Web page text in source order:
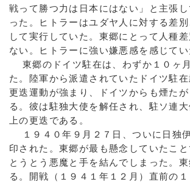
戦って勝つ力は日本にはない」と主張
った。ヒトラーはユダヤ人に対する差
して実行していた。東郷にとって人種
ない。ヒトラーに強い嫌悪感を感じてい
東郷のドイツ駐在は、わずか１０ヶ
た。陸軍から派遣されていたドイツ駐
更迭運動が強まり、ドイツからも煙た
る。彼は駐独大使を解任され、駐ソ連
上の更迭である。
１９４０年９月２７日、ついに日独
印された。東郷が最も懸念していたこ
とうとう悪魔と手を結んでしまった。
る。開戦（１９４１年１２月）直前の